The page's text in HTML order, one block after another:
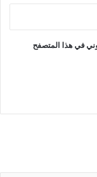
في هذا المتصفح